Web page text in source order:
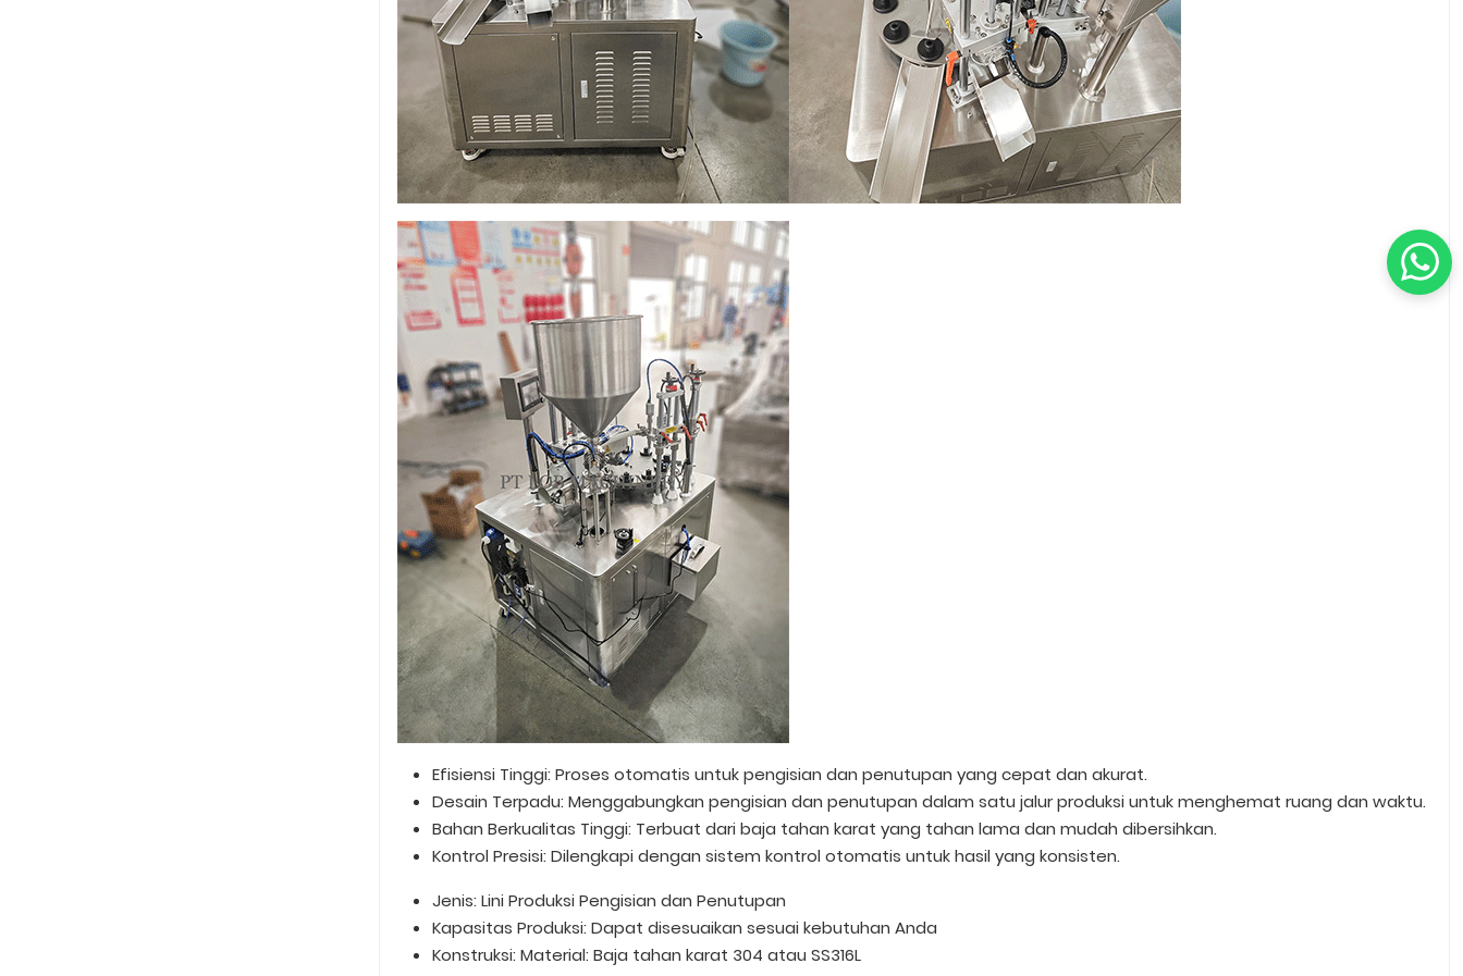
Efisiensi Tinggi: Proses otomatis untuk pengisian dan penutupan yang cepat dan akurat.
Desain Terpadu: Menggabungkan pengisian dan penutupan dalam satu jalur produksi untuk menghemat ruang dan waktu.
Bahan Berkualitas Tinggi: Terbuat dari baja tahan karat yang tahan lama dan mudah dibersihkan.
Kontrol Presisi: Dilengkapi dengan sistem kontrol otomatis untuk hasil yang konsisten.
Jenis: Lini Produksi Pengisian dan Penutupan
Kapasitas Produksi: Dapat disesuaikan sesuai kebutuhan Anda
Konstruksi: Material: Baja tahan karat 304 atau SS316L